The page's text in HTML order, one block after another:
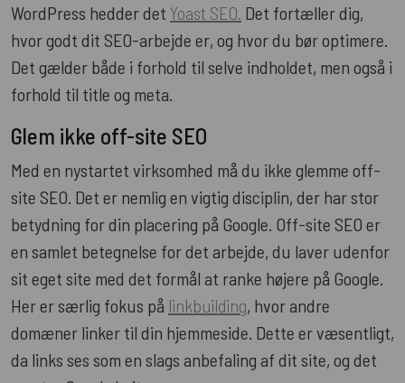
WordPress hedder det Yoast SEO. Det fortæller dig,
hvor godt dit SEO-arbejde er, og hvor du bør optimere.
Det gælder både i forhold til selve indholdet, men også i
forhold til title og meta.
Glem ikke off-site SEO
Med en nystartet virksomhed må du ikke glemme off-
site SEO. Det er nemlig en vigtig disciplin, der har stor
betydning for din placering på Google. Off-site SEO er
en samlet betegnelse for det arbejde, du laver udenfor
sit eget site med det formål at ranke højere på Google.
Her er særlig fokus på linkbuilding, hvor andre
domæner linker til din hjemmeside. Dette er væsentligt,
da links ses som en slags anbefaling af dit site, og det